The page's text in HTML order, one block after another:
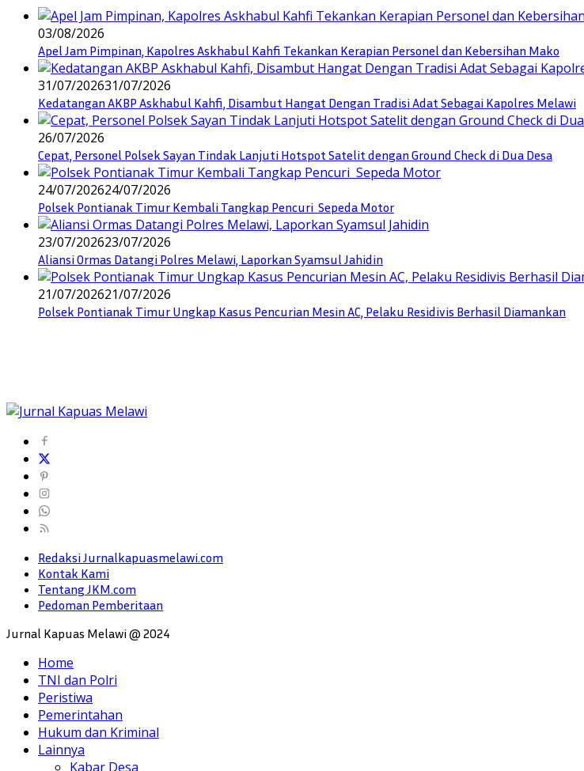
03/08/2026
Apel Jam Pimpinan, Kapolres Askhabul Kahfi Tekankan Kerapian Personel dan Kebersihan Mako
31/07/202631/07/2026
Kedatangan AKBP Askhabul Kahfi, Disambut Hangat Dengan Tradisi Adat Sebagai Kapolres Melawi
26/07/2026
Cepat, Personel Polsek Sayan Tindak Lanjuti Hotspot Satelit dengan Ground Check di Dua Desa
24/07/202624/07/2026
Polsek Pontianak Timur Kembali Tangkap Pencuri Sepeda Motor
23/07/202623/07/2026
Aliansi Ormas Datangi Polres Melawi, Laporkan Syamsul Jahidin
21/07/202621/07/2026
Polsek Pontianak Timur Ungkap Kasus Pencurian Mesin AC, Pelaku Residivis Berhasil Diamankan
Redaksi Jurnalkapuasmelawi.com
Kontak Kami
Tentang JKM.com
Pedoman Pemberitaan
Jurnal Kapuas Melawi @ 2024
Home
TNI dan Polri
Peristiwa
Pemerintahan
Hukum dan Kriminal
Lainnya
Kabar Desa